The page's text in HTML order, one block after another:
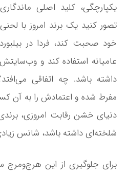
یکپارچگی، کلید اصلی
تصور کنید یک برند امروز با
خود صحبت کند، فردا در
عامیانه استفاده کند و
داشته باشد. چه اتفاقی
مفرط شده و اعتمادش را به آن
دنیای خشن رقابت امروزی،
شلخته‌ای داشته باشد، شانس
برای جلوگیری از این هرج‌ومرج